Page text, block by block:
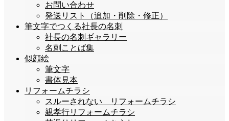
お問い合わせ
発送リスト（追加・削除・修正）
筆文字でつくる社長の名刺
社長の名刺ギャラリー
名刺ことば集
似顔絵
筆文字
書体見本
リフォームチラシ
スルーされない リフォームチラシ
親孝行リフォームチラシ